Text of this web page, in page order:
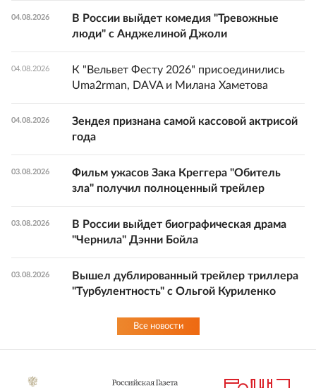
04.08.2026
В России выйдет комедия "Тревожные
люди" с Анджелиной Джоли
04.08.2026
К "Вельвет Фесту 2026" присоединились
Uma2rman, DAVA и Милана Хаметова
04.08.2026
Зендея признана самой кассовой актрисой
года
03.08.2026
Фильм ужасов Зака Креггера "Обитель
зла" получил полноценный трейлер
03.08.2026
В России выйдет биографическая драма
"Чернила" Дэнни Бойла
03.08.2026
Вышел дублированный трейлер триллера
"Турбулентность" с Ольгой Куриленко
Все новости